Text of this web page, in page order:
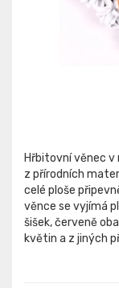
Hřbitovní věnec
z přírodních
celé ploše
věnce se vyjímá
šišek, červeně
květin a z jiných